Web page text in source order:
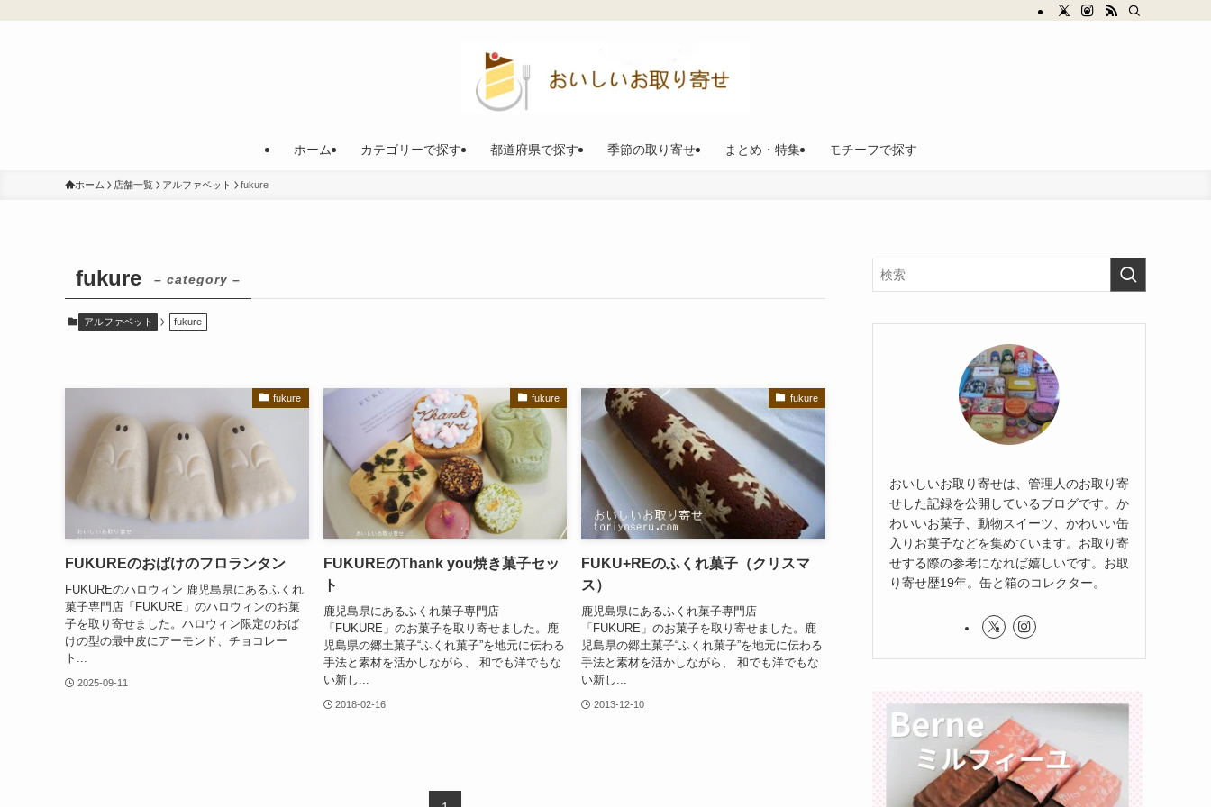
ホーム カテゴリーで探す 都道府県で探す 季節の取り寄せ まとめ・特集 モチーフで探す
ホーム 店舗一覧 アルファベット fukure
fukure – category –
アルファベット fukure
fukure
FUKUREのおばけのフロランタン
FUKUREのハロウィン 鹿児島県にあるふくれ
菓子専門店「FUKURE」のハロウィンのお菓
子を取り寄せました。ハロウィン限定のおば
けの型の最中皮にアーモンド、チョコレー
ト...
2025-09-11
fukure
FUKUREのThank you焼き菓子セッ
ト
鹿児島県にあるふくれ菓子専門店
「FUKURE」のお菓子を取り寄せました。鹿
児島県の郷土菓子“ふくれ菓子”を地元に伝わる
手法と素材を活かしながら、 和でも洋でもな
い新し...
2018-02-16
fukure
FUKU+REのふくれ菓子（クリスマ
ス）
鹿児島県にあるふくれ菓子専門店
「FUKURE」のお菓子を取り寄せました。鹿
児島県の郷土菓子“ふくれ菓子”を地元に伝わる
手法と素材を活かしながら、 和でも洋でもな
い新し...
2013-12-10
おいしいお取り寄せは、管理人のお取り寄
せした記録を公開しているブログです。か
わいいお菓子、動物スイーツ、かわいい缶
入りお菓子などを集めています。お取り寄
せする際の参考になれば嬉しいです。お取
り寄せ歴19年。缶と箱のコレクター。